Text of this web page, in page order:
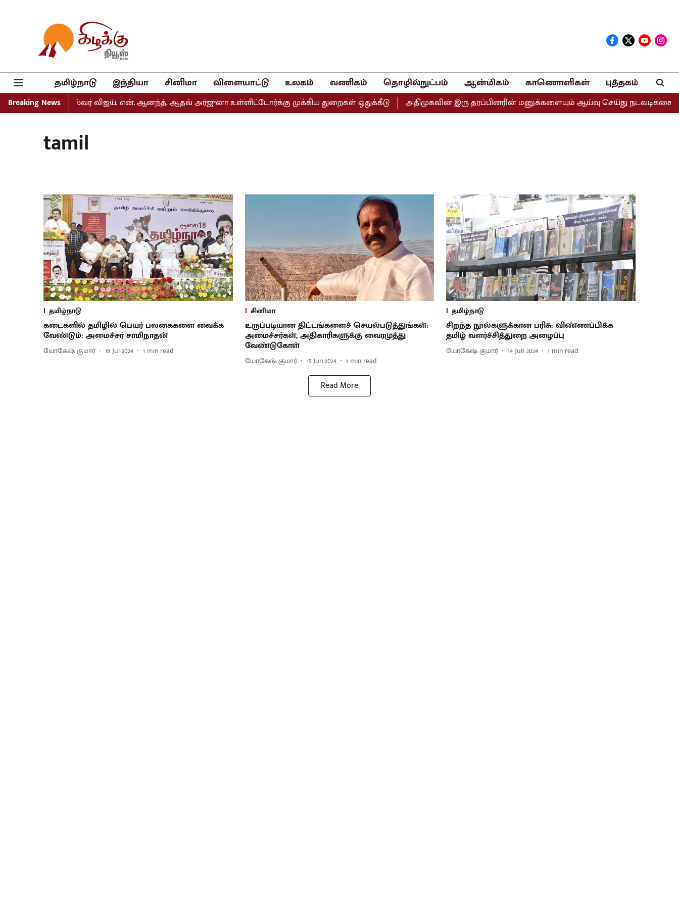
தமிழ்நாடு இந்தியா சினிமா விளையாட்டு உலகம் வணிகம் தொழில்நுட்பம் ஆன்மிகம் காணொளிகள் புத்தகம்
Breaking News
வெளியீடு: முதல்வர் விஜய், என். ஆனந்த், ஆதவ் அர்ஜுனா உள்ளிட்டோர்க்கு முக்கிய துறைகள் ஒதுக்கீடு அதிமுகவின் இரு தரப்பினரின் மனுக்களையும் ஆய்வு செய்து நடவடிக்கை
tamil
தமிழ்நாடு
கடைகளில் தமிழில் பெயர் பலகைகளை வைக்க
வேண்டும்: அமைச்சர் சாமிநாதன்
யோகேஷ் குமார் 19 Jul 2024 1 min read
சினிமா
உருப்படியான திட்டங்களைச் செயல்படுத்துங்கள்:
அமைச்சர்கள், அதிகாரிகளுக்கு வைரமுத்து
வேண்டுகோள்
யோகேஷ் குமார் 15 Jun 2024 1 min read
தமிழ்நாடு
சிறந்த நூல்களுக்கான பரிசு: விண்ணப்பிக்க
தமிழ் வளர்ச்சித்துறை அழைப்பு
யோகேஷ் குமார் 14 Jun 2024 1 min read
Read More